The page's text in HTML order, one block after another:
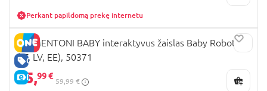
Perkant papildomą prekę internetu
GERA KAINA
E-KAINA
CLEMENTONI BABY interaktyvus žaislas Baby Robot
(LT, LV, EE), 50371
35,99 €
59,99 €